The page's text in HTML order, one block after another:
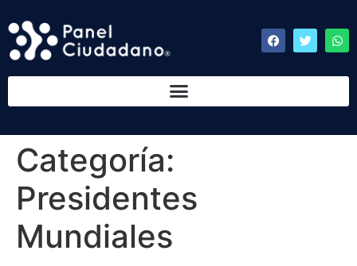
Categoría:
Presidentes
Mundiales